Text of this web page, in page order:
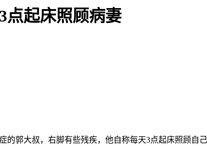
点起床照顾病妻
的郭大叔，右脚有些残疾，他自称每天3点起床照顾自